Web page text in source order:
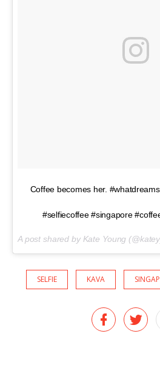
Coffee becomes her.
#selfiecoffee #singapore
A post shared by Kate Young
SELFIE KAVA